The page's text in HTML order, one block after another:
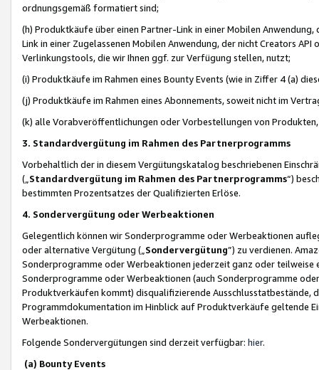
ordnungsgemäß formatiert sind;
(h) Produktkäufe über einen Partner-Link in einer Mobilen
Link in einer Zugelassenen Mobilen Anwendung, der nicht Creators
Verlinkungstools, die wir Ihnen ggf. zur Verfügung stellen, nutzt;
(i) Produktkäufe im Rahmen eines Bounty Events (wie in Ziffer 4 (a)
(j) Produktkäufe im Rahmen eines Abonnements, soweit nicht im
(k) alle Vorabveröffentlichungen oder Vorbestellungen von
3. Standardvergütung im Rahmen des Partnerprogramms
Vorbehaltlich der in diesem Vergütungskatalog beschriebenen
(„ Standardvergütung im Rahmen des Partnerprogramms“)
bestimmten Prozentsatzes der Qualifizierten Erlöse.
4. Sondervergütung oder Werbeaktionen
Gelegentlich können wir Sonderprogramme oder Werbeaktionen
oder alternative Vergütung („ Sondervergütung”) zu verdienen.
Sonderprogramme oder Werbeaktionen jederzeit ganz oder
Sonderprogramme oder Werbeaktionen (auch Sonderprogramme
Produktverkäufen kommt) disqualifizierende Ausschlusstatbestände,
Programmdokumentation im Hinblick auf Produktverkäufe geltende
Werbeaktionen.
Folgende Sondervergütungen sind derzeit verfügbar: hier.
(a) Bounty Events